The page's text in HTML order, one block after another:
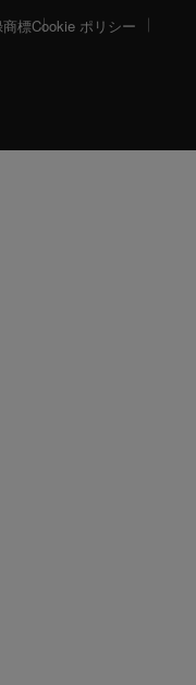
標Cookie ポリシー